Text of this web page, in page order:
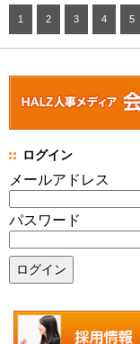
1 2 3 4 5
ログイン
メールアドレス
パスワード